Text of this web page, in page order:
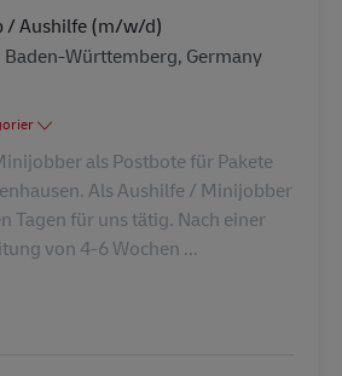
/ Aushilfe (m/w/d)
Baden-Württemberg, Germany
2 kategorier
als Postbote für Pakete
Als Aushilfe / Minijobber
Tagen für uns tätig. Nach einer
von 4-6 Wochen ...